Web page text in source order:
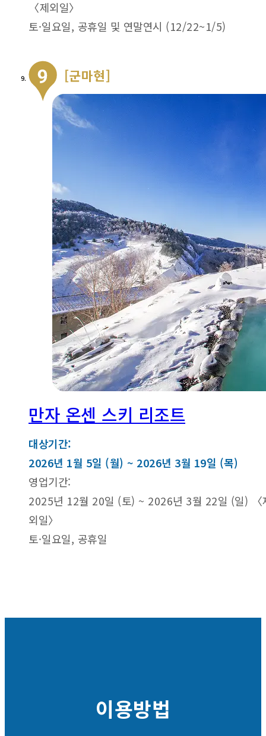
〈제외일〉
토·일요일, 공휴일 및 연말연시 (12/22~1/5)
[군마현]
만자 온센 스키 리조트
대상기간:
2026년 1월 5일 (월) ~ 2026년 3월 19일 (목)
영업기간:
2025년 12월 20일 (토) ~ 2026년 3월 22일 (일) 〈
외일〉
토·일요일, 공휴일
이용방법